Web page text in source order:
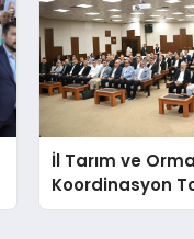
İl Tarım ve
Koordinasyon
Düzenlendi